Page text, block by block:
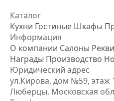
Каталог
Кухни Гостиные Шкафы
Информация
О компании Салоны
Награды Производство
Юридический адрес
ул.Кирова, дом №59, этаж
Люберцы, Московская